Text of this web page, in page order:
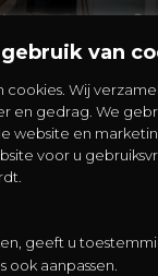
,Den Haag
| 2
NAAR DEN
van
cookies. Wij
en gedrag. We
website en
voor u
geeft u
ook aanpassen.